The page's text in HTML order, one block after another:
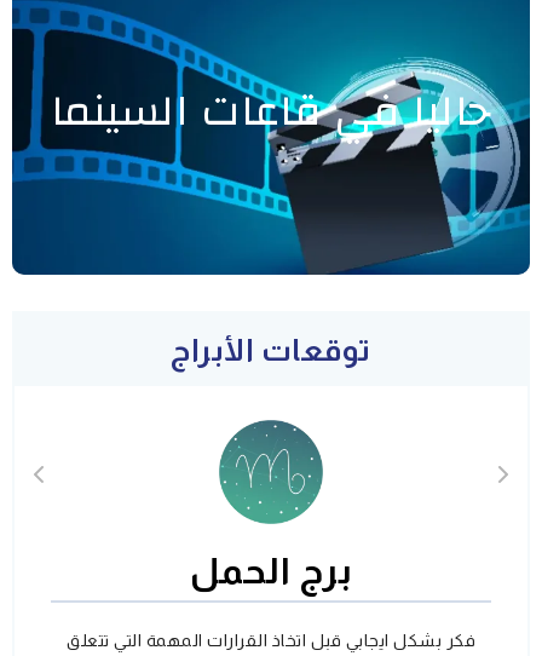
حاليا في قاعات السينما
توقعات الأبراج
برج الحمل
فكر بشكل ايجابي قبل اتخاذ القرارات المهمة التي تتعلق